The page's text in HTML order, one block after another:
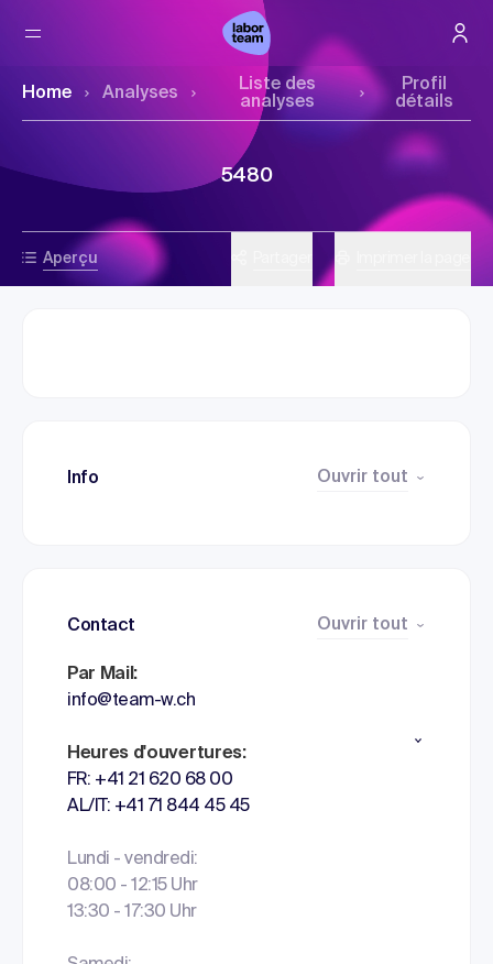
Home Analyses
Liste des
analyses
Profil
détails
Aperçu
5480
Info Ouvrir tout
Contact Ouvrir tout
Par Mail:
info@team-w.ch
Heures d'ouvertures:
FR: +41 21 620 68 00
AL/IT: +41 71 844 45 45
Lundi - vendredi:
08:00 - 12:15 Uhr
13:30 - 17:30 Uhr